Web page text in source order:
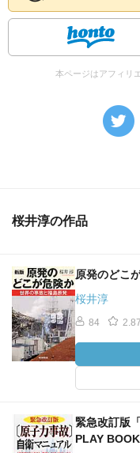
本ページはアフィリ
桜井淳の作品
原発のどこ
桜井淳
84 2.87
緊急改訂版
PLAY